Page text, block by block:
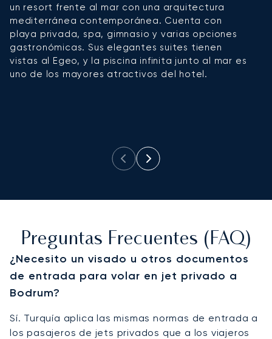
un resort frente al mar con una arquitectura
mediterránea contemporánea. Cuenta con
playa privada, spa, gimnasio y varias opciones
gastronómicas. Sus elegantes suites tienen
vistas al Egeo, y la piscina infinita junto al mar es
uno de los mayores atractivos del hotel.
Preguntas Frecuentes (FAQ)
¿Necesito un visado u otros documentos
de entrada para volar en jet privado a
Bodrum?
Sí. Turquía aplica las mismas normas de entrada a
los pasajeros de jets privados que a los viajeros